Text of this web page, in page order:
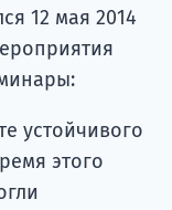
12 мая 2014
устойчивого
этого